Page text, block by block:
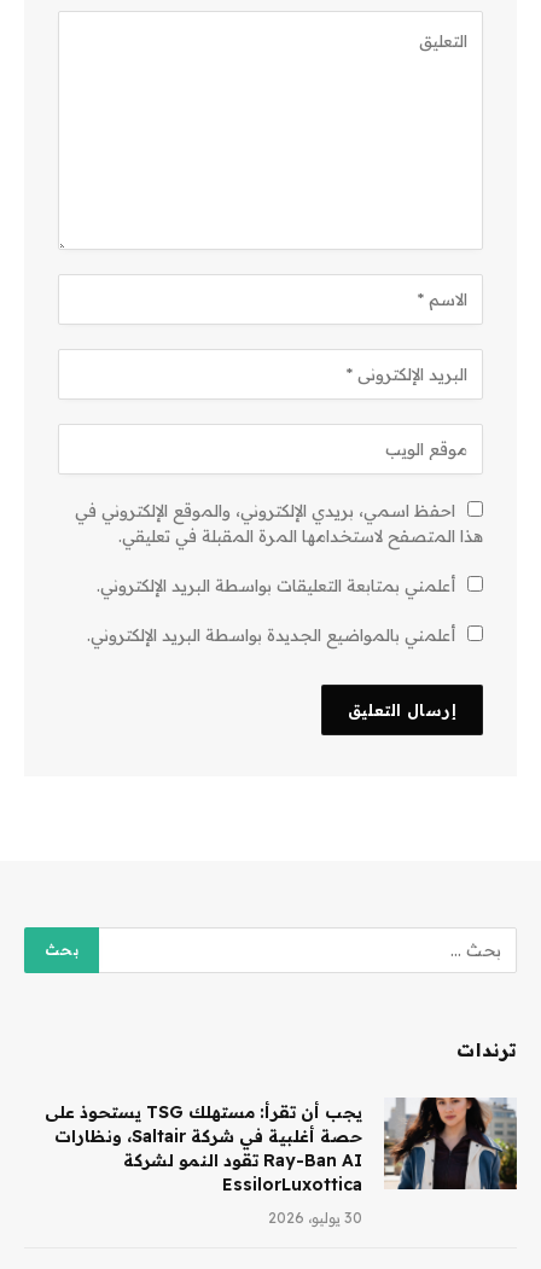
احفظ اسمي، بريدي الإلكتروني، والموقع الإلكتروني في
هذا المتصفح لاستخدامها المرة المقبلة في تعليقي.
أعلمني بمتابعة التعليقات بواسطة البريد الإلكتروني.
أعلمني بالمواضيع الجديدة بواسطة البريد الإلكتروني.
ترندات
يجب أن تقرأ: مستهلك TSG يستحوذ على
حصة أغلبية في شركة Saltair، ونظارات
Ray-Ban AI تقود النمو لشركة
EssilorLuxottica
30 يوليو، 2026